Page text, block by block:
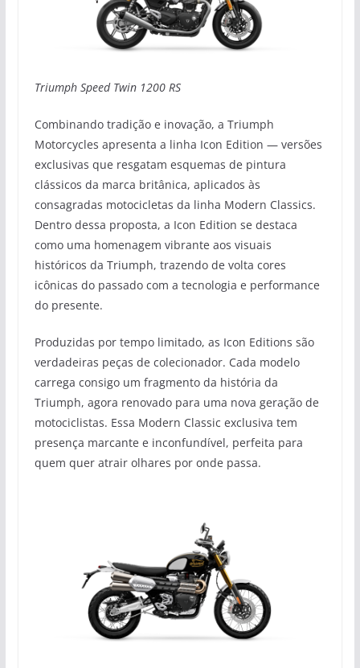
Triumph Speed Twin 1200 RS
Combinando tradição e inovação, a Triumph
Motorcycles apresenta a linha Icon Edition — versões
exclusivas que resgatam esquemas de pintura
clássicos da marca britânica, aplicados às
consagradas motocicletas da linha Modern Classics.
Dentro dessa proposta, a Icon Edition se destaca
como uma homenagem vibrante aos visuais
históricos da Triumph, trazendo de volta cores
icônicas do passado com a tecnologia e performance
do presente.
Produzidas por tempo limitado, as Icon Editions são
verdadeiras peças de colecionador. Cada modelo
carrega consigo um fragmento da história da
Triumph, agora renovado para uma nova geração de
motociclistas. Essa Modern Classic exclusiva tem
presença marcante e inconfundível, perfeita para
quem quer atrair olhares por onde passa.